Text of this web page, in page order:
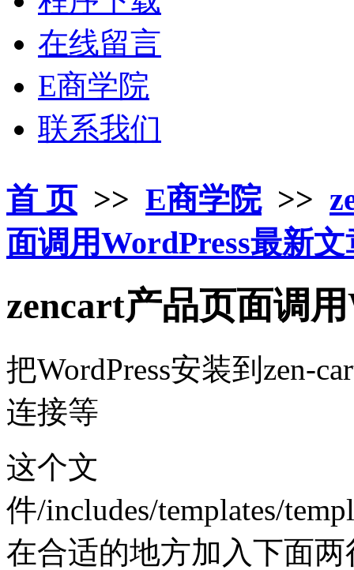
在线留言
E商学院
联系我们
首 页>> E商学院>>
面调用WordPress最新文
zencart产品页面调
把WordPress安装到zen-
连接等
这个文
件/includes/templates/
在合适的地方加入下面